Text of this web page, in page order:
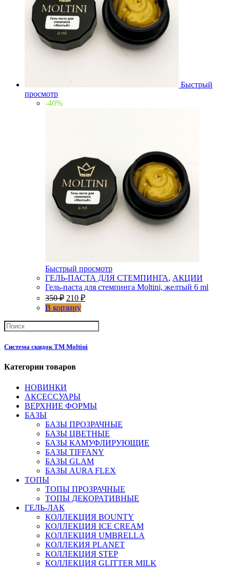
Быстрый
просмотр
-40%
Быстрый просмотр
ГЕЛЬ-ПАСТА ДЛЯ СТЕМПИНГА, АКЦИИ
Гель-паста для стемпинга Moltini, желтый 6 ml
350₽ 210 ₽
В корзину
Система скидок ТМ Moltini
Категории товаров
НОВИНКИ
АКСЕССУАРЫ
ВЕРХНИЕ ФОРМЫ
БАЗЫ
БАЗЫ ПРОЗРАЧНЫЕ
БАЗЫ ЦВЕТНЫЕ
БАЗЫ КАМУФЛИРУЮЩИЕ
БАЗЫ TIFFANY
БАЗЫ GLAM
БАЗЫ AURA FLEX
ТОПЫ
ТОПЫ ПРОЗРАЧНЫЕ
ТОПЫ ДЕКОРАТИВНЫЕ
ГЕЛЬ-ЛАК
КОЛЛЕКЦИЯ BOUNTY
КОЛЛЕКЦИЯ ICE CREAM
КОЛЛЕКЦИЯ UMBRELLA
КОЛЛЕКИЯ PLANET
КОЛЛЕКЦИЯ STEP
КОЛЛЕКЦИЯ GLITTER MILK